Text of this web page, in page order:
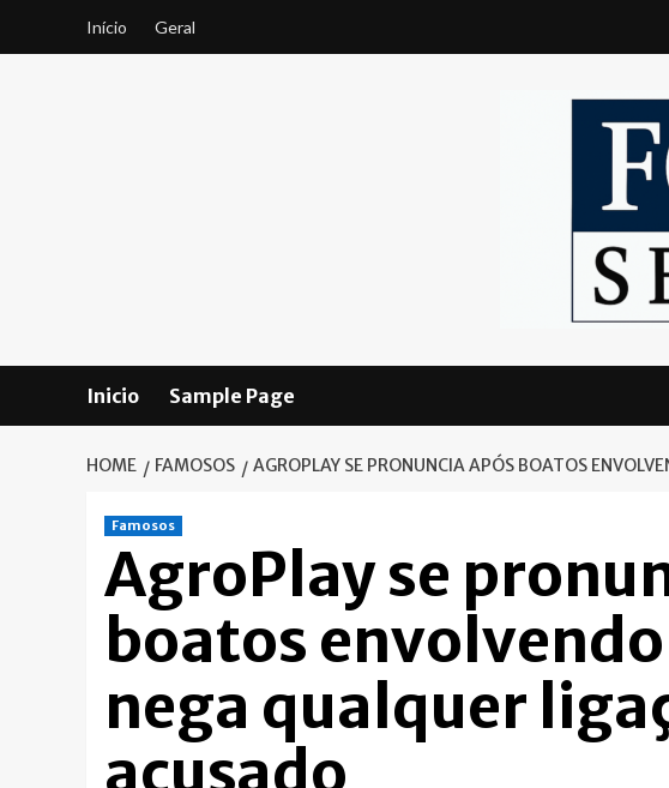
Início Geral
Inicio Sample Page
HOME FAMOSOS AGROPLAY SE PRONUNCIA APÓS BOATOS
Famosos
AgroPlay se
boatos envolvendo
nega qualquer